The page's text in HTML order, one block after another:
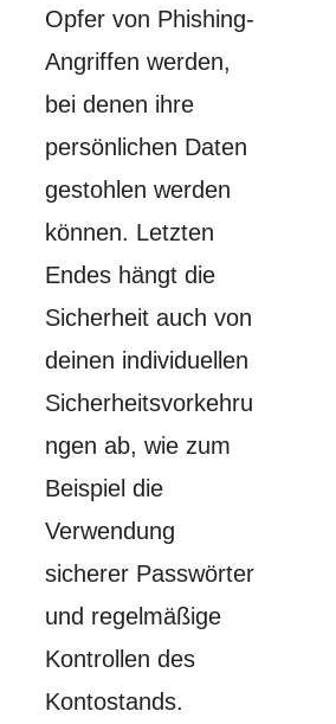
Opfer von Phishing-
Angriffen werden,
bei denen ihre
persönlichen Daten
gestohlen werden
können. Letzten
Endes hängt die
Sicherheit auch von
deinen individuellen
Sicherheitsvorkehru
ngen ab, wie zum
Beispiel die
Verwendung
sicherer Passwörter
und regelmäßige
Kontrollen des
Kontostands.